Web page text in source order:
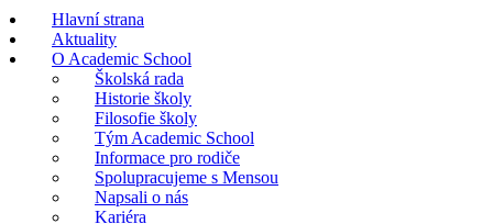
Hlavní strana
Aktuality
O Academic School
Školská rada
Historie školy
Filosofie školy
Tým Academic School
Informace pro rodiče
Spolupracujeme s Mensou
Napsali o nás
Kariéra